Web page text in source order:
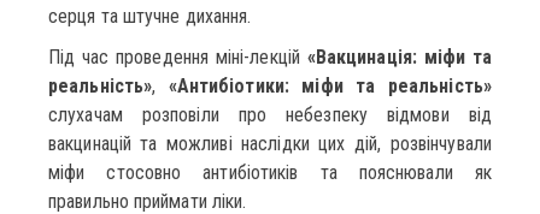
серця та штучне дихання.
Під час проведення міні-лекцій «Вакцинація: міфи та
реальність», «Антибіотики: міфи та реальність»
слухачам розповіли про небезпеку відмови від
вакцинацій та можливі наслідки цих дій, розвінчували
міфи стосовно антибіотиків та пояснювали як
правильно приймати ліки.